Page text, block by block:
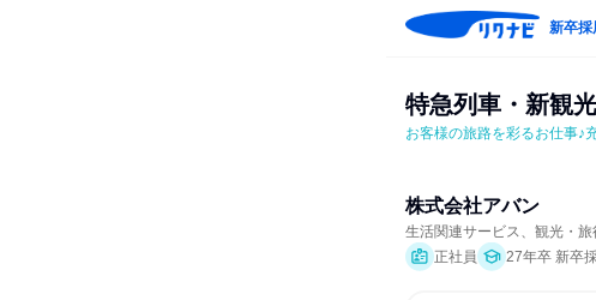
新卒採
特急列車・新観
お客様の旅路を彩るお仕事♪
株式会社アバン
生活関連サービス、観光・
正社員
27年卒 新卒